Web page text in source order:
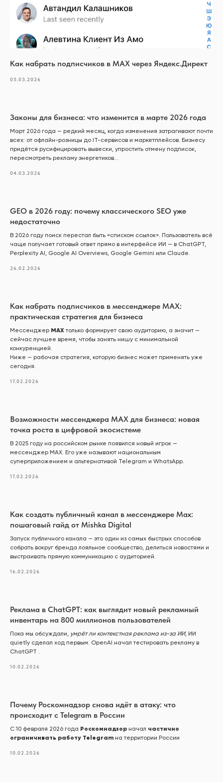
Как набрать подписчиков в MAX через Яндекс.Директ
05.03.2026
Законы для бизнеса: что изменится в марте 2026 года
Март 2026 года — редкий месяц, когда изменения затрагивают почти
всех: от офлайн-розницы до IT-сервисов и маркетплейсов. Бизнесу
придётся русифицировать вывески, упростить отмену подписок,
пересмотреть рекламу энергетиков...
04.03.2026
GEO в 2026 году: почему классического SEO уже
недостаточно
В 2026 году поиск перестал быть «списком ссылок». Пользователь всё
чаще получает готовый ответ прямо в интерфейсе ИИ — в ChatGPT,
Perplexity AI, Google AI Overviews, Google Gemini или Claude.
26.02.2026
Как набрать подписчиков в мессенджере MAX:
практическая стратегия для бизнеса
Мессенджер MAXтолько формирует свою аудиторию, а значит —
сейчас лучшее время, чтобы занять нишу с минимальной
конкуренцией.
Ниже — рабочая стратегия, которую бизнес может применять уже
сегодня.
17.02.2026
Возможности мессенджера MAX для бизнеса: новая
точка роста в цифровой экосистеме
В 2025 году на российском рынке появился новый игрок —
мессенджер MAX. Его уже называют национальным
суперприложением и альтернативой Telegram и WhatsApp.
17.02.2026
Как создать публичный канал в мессенджере Max:
пошаговый гайд от Mishka Digital
Запуск публичного канала — это один из самых быстрых способов
собрать вокруг бренда лояльное сообщество, делиться новостями и
выстраивать прямую коммуникацию с аудиторией.
16.02.2026
Реклама в ChatGPT: как выглядит новый рекламный
инвентарь на 800 миллионов пользователей
Пока мы обсуждали, умрёт ли контекстная реклама из-за ИИ, ИИ
quietly сделал ход первым. ОpenAI начал тестировать рекламу в
ChatGPT .
10.02.2026
Почему Роскомнадзор снова идёт в атаку: что
происходит с Telegram в России
С 10 февраля 2026 года Роскомнадзор начал частично
ограничивать работу Telegram на территории России
10.02.2026